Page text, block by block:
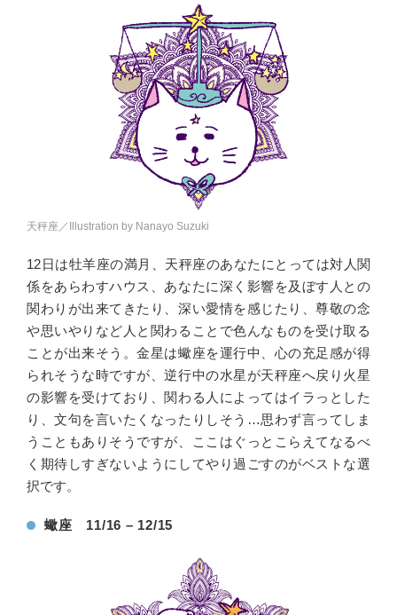
天秤座／Illustration by Nanayo Suzuki
12日は牡羊座の満月、天秤座のあなたにとっては対人関
係をあらわすハウス、あなたに深く影響を及ぼす人との
関わりが出来てきたり、深い愛情を感じたり、尊敬の念
や思いやりなど人と関わることで色んなものを受け取る
ことが出来そう。金星は蠍座を運行中、心の充足感が得
られそうな時ですが、逆行中の水星が天秤座へ戻り火星
の影響を受けており、関わる人によってはイラっとした
り、文句を言いたくなったりしそう…思わず言ってしま
うこともありそうですが、ここはぐっとこらえてなるべ
く期待しすぎないようにしてやり過ごすのがベストな選
択です。
蠍座 11/16 – 12/15